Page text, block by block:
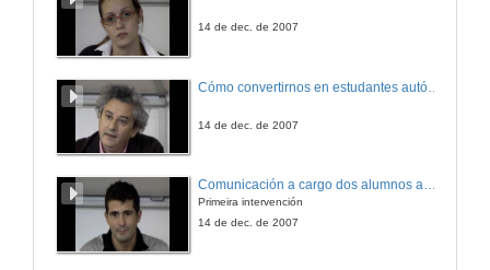
14 de dec. de 2007
14 de dec. de 2007
Comunicación a cargo dos alumnos autores dos paneis seleccionados
Primeira intervención
14 de dec. de 2007